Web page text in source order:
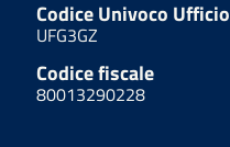
Codice Univoco Ufficio
UFG3GZ
Codice fiscale
80013290228